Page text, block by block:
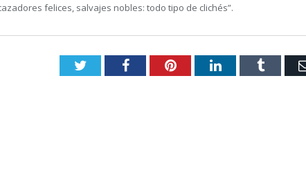
felices, salvajes nobles: todo tipo de clichés”.
TwitterFacebookPinterestLinkedInTumblr